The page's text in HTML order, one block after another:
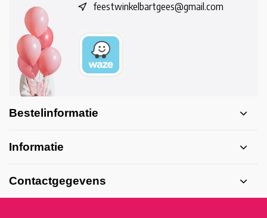
feestwinkelbartgees@gmail.com
Bestelinformatie
Informatie
Contactgegevens